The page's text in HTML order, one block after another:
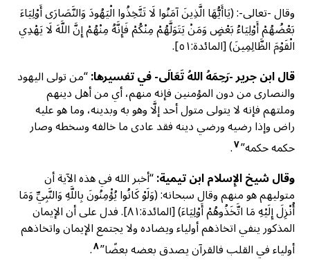
وقال -تعالى-: (يَاأَيُّهَا الَّذِينَ آمَنُوا لَا تَتَّخِذُوا الْيَهُودَ وَالنَّصَارَى أَوْلِيَاءَ
بَعْضُهُمْ أَوْلِيَاءُ بَعْضٍ وَمَنْ يَتَوَلَّهُمْ مِنْكُمْ فَإِنَّهُ مِنْهُمْ إِنَّ اللَّهَ لَا يَهْدِي
الْقَوْمَ الظَّالِمِينَ) [المائدة:٥١].
قال ابن جرير -رَحِمَهُ اللهُ تَعَالَى- في تفسيرها:“من تولى اليهود
والنصارى من دون المؤمنين فإنه منهم، أي من أهل دينهم
وملتهم فإنه لا يتولى متول أحد إلَّا وهو به وبدينه، وما هو عليه
راض وإذا رضيه ورضي دينه فقد عادى ما خالفه وسخطه وصار
حكمه حكمه”٧.
وقال شيخ الإِسلام ابن تيمية:“أخبر الله في هذه الآية أن
متوليهم هو منهم وقال سبحانه: (وَلَوْ كَانُوا يُؤْمِنُونَ بِاللَّهِ وَالنَّبِيِّ وَمَا
أُنْزِلَ إِلَيْهِ مَا اتَّخَذُوهُمْ أَوْلِيَاءَ) [المائدة:٨١]. فدل على أن الإيمان
المذكور ينفي اتخاذهم أولياء ويضاده ولا يجتمع الإيمان واتخاذهم
أولياء في القلب فالقرآن يصدق بعضه بعضًا”٨.